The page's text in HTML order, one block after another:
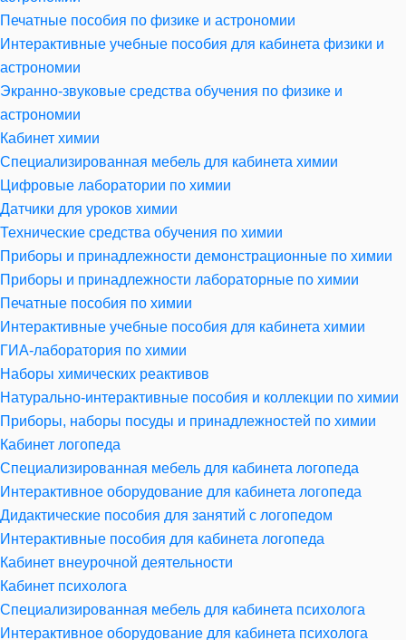
Печатные пособия по физике и астрономии
Интерактивные учебные пособия для кабинета физики и
астрономии
Экранно-звуковые средства обучения по физике и
астрономии
Кабинет химии
Специализированная мебель для кабинета химии
Цифровые лаборатории по химии
Датчики для уроков химии
Технические средства обучения по химии
Приборы и принадлежности демонстрационные по химии
Приборы и принадлежности лабораторные по химии
Печатные пособия по химии
Интерактивные учебные пособия для кабинета химии
ГИА-лаборатория по химии
Наборы химических реактивов
Натурально-интерактивные пособия и коллекции по химии
Приборы, наборы посуды и принадлежностей по химии
Кабинет логопеда
Специализированная мебель для кабинета логопеда
Интерактивное оборудование для кабинета логопеда
Дидактические пособия для занятий с логопедом
Интерактивные пособия для кабинета логопеда
Кабинет внеурочной деятельности
Кабинет психолога
Специализированная мебель для кабинета психолога
Интерактивное оборудование для кабинета психолога